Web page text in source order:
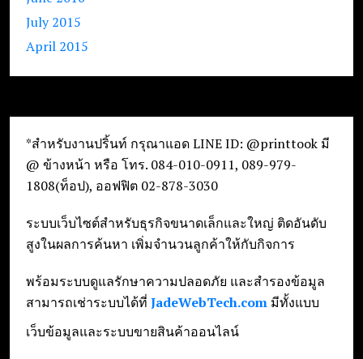
July 2015
April 2015
*สำหรับงานปริ้นท์ กรุณาแอด LINE ID: @printtook มี
@ ข้างหน้า หรือ โทร. 084-010-0911, 089-979-
1808(ท็อป), ออฟฟิต 02-878-3030
ระบบเว็บไซต์สำหรับธุรกิจขนาดเล็กและใหญ่ ติดอันดับ
สูงในผลการค้นหา เพิ่มจำนวนลูกค้าให้กับกิจการ
พร้อมระบบดูแลรักษาความปลอดภัย และสำรองข้อมูล
สามารถเช่าระบบได้ที่ JadeWebTech.com มีทั้งแบบ
เว็บข้อมูลและระบบขายสินค้าออนไลน์